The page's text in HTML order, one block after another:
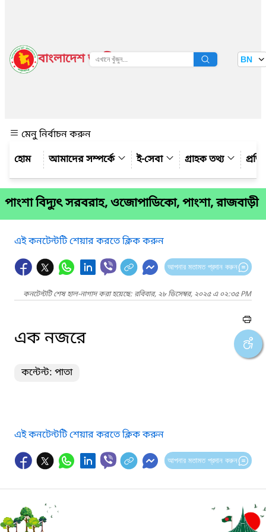
বাংলাদেশ জাতীয় তথ্য বাতায়ন BN
মেনু নির্বাচন করুন
আমাদের সম্পর্কে
ই-সেবা গ্রাহক তথ্য
পাংশা বিদ্যুৎ সরবরাহ, ওজোপাডিকো, পাংশা, রাজবাড়ী
এই কনটেন্টটি শেয়ার করতে ক্লিক করুন
আপনার মতামত প্রদান করুন
কনটেন্টটি শেষ হাল-নাগাদ করা হয়েছে: রবিবার, ২৮ ডিসেম্বর, ২০২৫ এ ০২:৩৫ PM
এক নজরে
কন্টেন্ট: পাতা
এই কনটেন্টটি শেয়ার করতে ক্লিক করুন
আপনার মতামত প্রদান করুন